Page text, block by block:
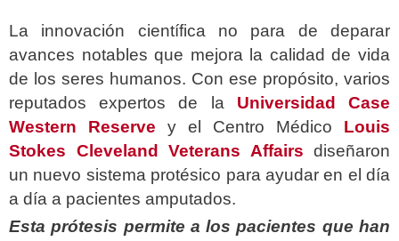
La innovación científica no para de deparar
avances notables que mejora la calidad de vida
de los seres humanos. Con ese propósito, varios
reputados expertos de la Universidad Case
Western Reserve y el Centro Médico Louis
Stokes Cleveland Veterans Affairs diseñaron
un nuevo sistema protésico para ayudar en el día
a día a pacientes amputados.
Esta prótesis permite a los pacientes que han